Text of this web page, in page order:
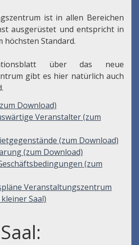
ist in allen Bereichen
ausgerüstet und entspricht in
höchsten Standard.
über das neue
gibt es hier natürlich auch
Download)
Veranstalter (zum
(zum Download)
(zum Download)
(zum
Veranstaltungszentrum
Saal)